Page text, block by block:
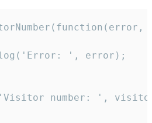
', error);
number: ',